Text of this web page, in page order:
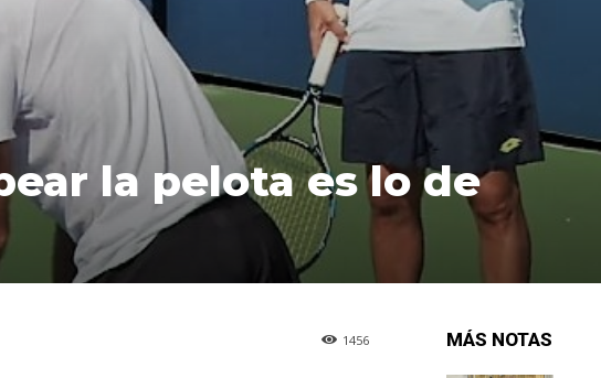
la pelota es lo de
1456 MÁS NOTAS